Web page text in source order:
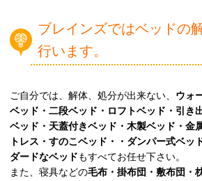
ブレインズではベッドの
行います。
ご自分では、解体、処分が出来ない、 ウォ
ベッド・二段ベッド・ロフトベッド・引き
ベッド・天蓋付きベッド・木製ベッド・金
トレス・すのこベッド・・ダンパー式ベッ
ダードなベッドもすべてお任せ下さい。
また、寝具などの毛布・掛布団・敷布団・